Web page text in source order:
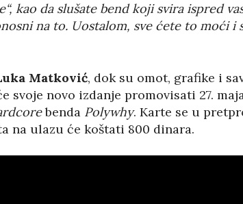
kao da slušate bend koji svira ispred
na to. Uostalom, sve ćete to moći i
Matković, dok su omot, grafike i
svoje novo izdanje promovisati 27.
benda Polywhy. Karte se u
na ulazu će koštati 800 dinara.